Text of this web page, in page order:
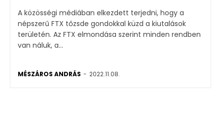
A közösségi médiában elkezdett terjedni, hogy a
népszerű FTX tőzsde gondokkal küzd a kiutalások
területén. Az FTX elmondása szerint minden rendben
van náluk, a...
MÉSZÁROS ANDRÁS - 2022.11.08.